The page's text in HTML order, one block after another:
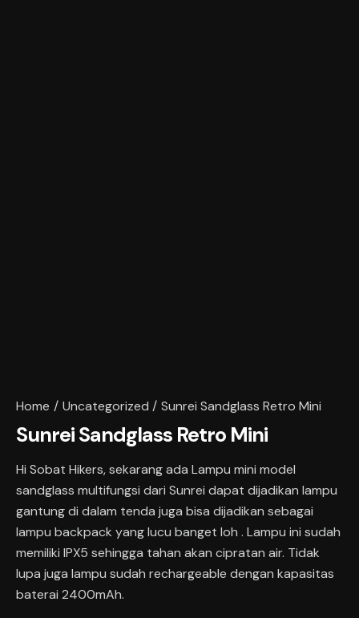
Home Uncategorized Sunrei Sandglass Retro Mini
Sunrei Sandglass Retro Mini
Hi Sobat Hikers, sekarang ada Lampu mini model
sandglass multifungsi dari Sunrei dapat dijadikan lampu
gantung di dalam tenda juga bisa dijadikan sebagai
lampu backpack yang lucu banget loh . Lampu ini sudah
memiliki IPX5 sehingga tahan akan cipratan air. Tidak
lupa juga lampu sudah rechargeable dengan kapasitas
baterai 2400mAh.